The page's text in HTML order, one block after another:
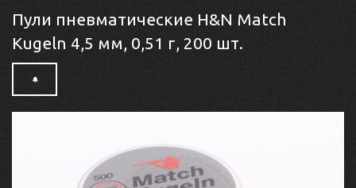
Пули пневматические H&N Match
Kugeln 4,5 мм, 0,51 г, 200 шт.